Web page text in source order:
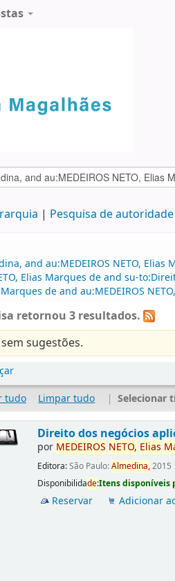
Pesquisa de autoridade
and au:MEDEIROS NETO,
Elias Marques de and su-
de and au:MEDEIROS
retornou 3 resultados.
sugestões.
tudo
Limpar tudo | Selecionar
Direito dos negócios
por MEDEIROS NETO, Elias
Editora:São Paulo:Almedina,2015
Disponibilidade:Itens disponíveis
Reservar Adicionar